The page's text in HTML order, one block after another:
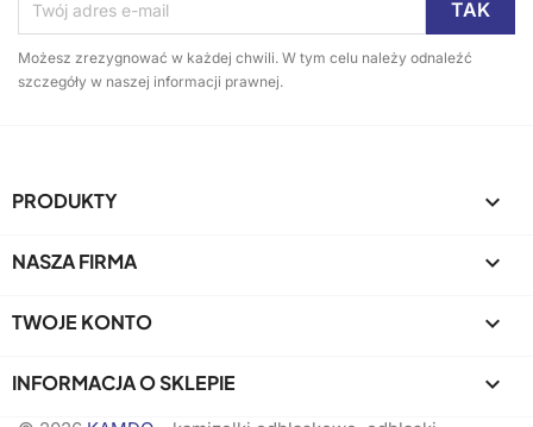
Możesz zrezygnować w każdej chwili. W tym celu należy odnaleźć
szczegóły w naszej informacji prawnej.
PRODUKTY 
NASZA FIRMA 
TWOJE KONTO 
INFORMACJA O SKLEPIE keyboard_arrow_down